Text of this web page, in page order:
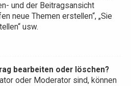
und der Beitragsansicht
neue Themen erstellen“, „Sie
usw.
bearbeiten oder löschen?
oder Moderator sind, können